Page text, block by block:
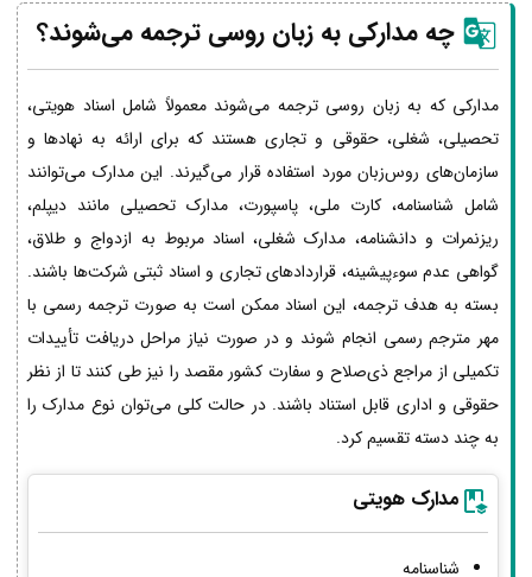
چه مدارکی به زبان روسی ترجمه می‌شوند؟
مدارکی که به زبان روسی ترجمه می‌شوند معمولاً شامل اسناد هویتی،
تحصیلی، شغلی، حقوقی و تجاری هستند که برای ارائه به نهادها و
سازمان‌های روس‌زبان مورد استفاده قرار می‌گیرند. این مدارک می‌توانند
شامل شناسنامه، کارت ملی، پاسپورت، مدارک تحصیلی مانند دیپلم،
ریزنمرات و دانشنامه، مدارک شغلی، اسناد مربوط به ازدواج و طلاق،
گواهی عدم سوءپیشینه، قراردادهای تجاری و اسناد ثبتی شرکت‌ها باشند.
بسته به هدف ترجمه، این اسناد ممکن است به صورت ترجمه رسمی با
مهر مترجم رسمی انجام شوند و در صورت نیاز مراحل دریافت تأییدات
تکمیلی از مراجع ذی‌صلاح و سفارت کشور مقصد را نیز طی کنند تا از نظر
حقوقی و اداری قابل استناد باشند. در حالت کلی می‌توان نوع مدارک را
به چند دسته تقسیم کرد.
مدارک هویتی
شناسنامه